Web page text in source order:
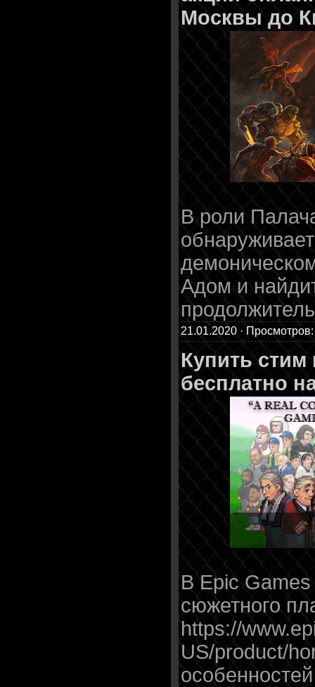
Москвы до
В роли
Адом и
21.01.2020 ·
Купить стим
бесплатно
В Epic Games
сюжетного
https://
US/product/